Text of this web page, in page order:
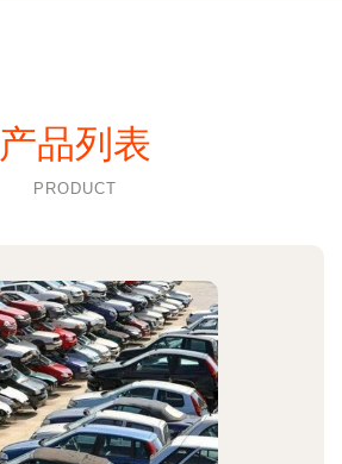
产品列表
PRODUCT